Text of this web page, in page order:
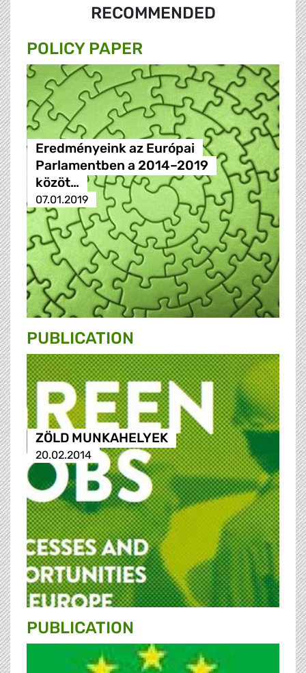
RECOMMENDED
POLICY PAPER
Eredményeink az Európai
Parlamentben a 2014–2019
közöt…
07.01.2019
PUBLICATION
ZÖLD MUNKAHELYEK
20.02.2014
PUBLICATION